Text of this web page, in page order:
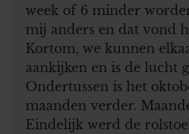
week of 6 minder
mij anders en dat vond
Kortom, we kunnen
aankijken en is de lucht
Ondertussen is het
maanden verder.
Eindelijk werd de